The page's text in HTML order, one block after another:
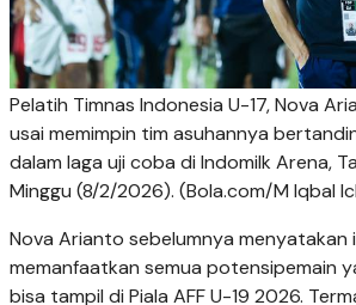
Pelatih Timnas Indonesia U-17, Nova
usai memimpin tim asuhannya
dalam laga uji coba di Indomilk Arena,
Minggu (8/2/2026). (Bola.com/M Iqbal
Nova Arianto sebelumnya menyatakan
memanfaatkan semua potensipemain
bisa tampil di Piala AFF U-19 2026.